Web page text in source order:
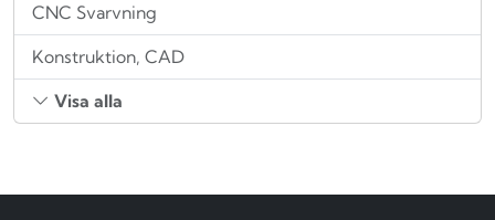
CNC Svarvning
Konstruktion, CAD
Visa alla